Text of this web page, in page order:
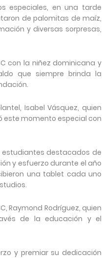
especiales, en una tarde
de palomitas de maíz,
y diversas sorpresas,
con la niñez dominicana y
que siempre brinda la
Isabel Vásquez, quien
momento especial con
destacados de
y esfuerzo durante el año
una tablet cada uno
Raymond Rodríguez, quien
de la educación y el
y premiar su dedicación